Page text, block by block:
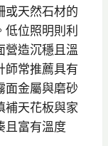
或天然石材的
位照明則利
營造沉穩且溫
師常推薦具有
面金屬與磨砂
補天花板與家
且富有溫度